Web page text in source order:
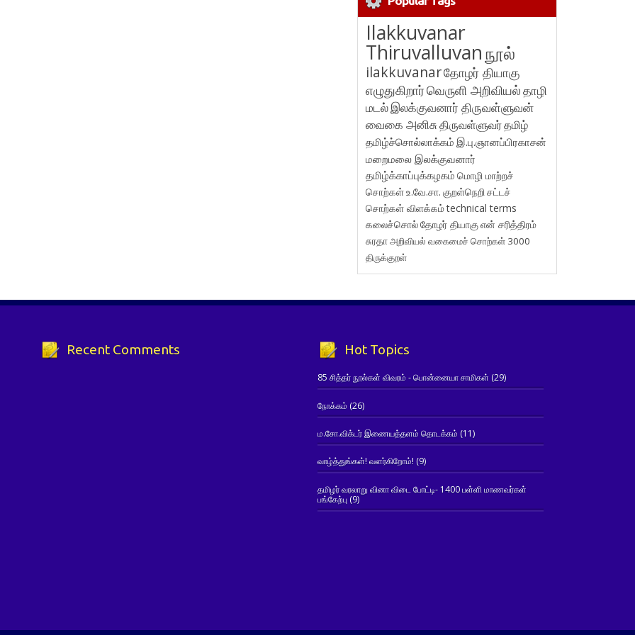
Ilakkuvanar
Thiruvalluvanநூல்
ilakkuvanarதோழர் தியாகு
எழுதுகிறார்வெருளி அறிவியல்தாழி
மடல்இலக்குவனார் திருவள்ளுவன்
வைகை அனிசுதிருவள்ளுவர்தமிழ்
தமிழ்ச்சொல்லாக்கம் இ.பு.ஞானப்பிரகாசன்
மறைமலை இலக்குவனார்
தமிழ்க்காப்புக்கழகம் மொழி மாற்றச்
சொற்கள்உ.வே.சா. குறள்நெறி சட்டச்
சொற்கள் விளக்கம்technical terms
கலைச்சொல்தோழர் தியாகுஎன் சரித்திரம்
சுரதாஅறிவியல் வகைமைச் சொற்கள் 3000
திருக்குறள்
Recent Comments Hot Topics
85 சித்தர் நூல்கள் விவரம் - பொன்னையா சாமிகள் (29)
நோக்கம் (26)
ம.சோ.விக்டர் இணையத்தளம் தொடக்கம் (11)
வாழ்த்துங்கள்! வளர்கிறோம்! (9)
தமிழர் வரலாறு வினா விடை போட்டி- 1400 பள்ளி மாணவர்கள்
பங்கேற்பு(9)